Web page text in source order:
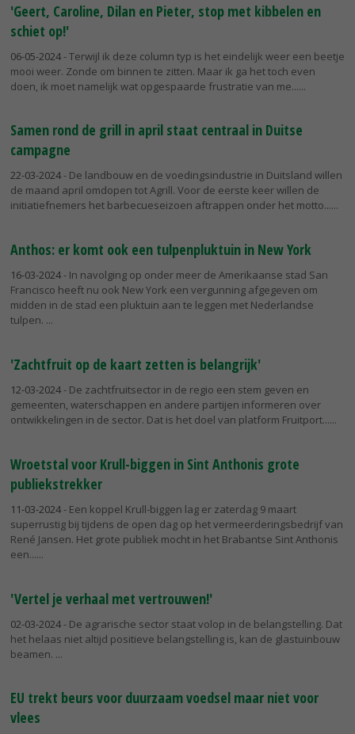
'Geert, Caroline, Dilan en Pieter, stop met kibbelen en
schiet op!'
06-05-2024- Terwijl ik deze column typ is het eindelijk weer een beetje
mooi weer. Zonde om binnen te zitten. Maar ik ga het toch even
doen, ik moet namelijk wat opgespaarde frustratie van me...
Samen rond de grill in april staat centraal in Duitse
campagne
22-03-2024- De landbouw en de voedingsindustrie in Duitsland willen
de maand april omdopen tot Agrill. Voor de eerste keer willen de
initiatiefnemers het barbecueseizoen aftrappen onder het motto...
Anthos: er komt ook een tulpenpluktuin in New York
16-03-2024- In navolging op onder meer de Amerikaanse stad San
Francisco heeft nu ook New York een vergunning afgegeven om
midden in de stad een pluktuin aan te leggen met Nederlandse
tulpen.
'Zachtfruit op de kaart zetten is belangrijk'
12-03-2024- De zachtfruitsector in de regio een stem geven en
gemeenten, waterschappen en andere partijen informeren over
ontwikkelingen in de sector. Dat is het doel van platform Fruitport...
Wroetstal voor Krull-biggen in Sint Anthonis grote
publiekstrekker
11-03-2024- Een koppel Krull-biggen lag er zaterdag 9 maart
superrustig bij tijdens de open dag op het vermeerderingsbedrijf van
René Jansen. Het grote publiek mocht in het Brabantse Sint Anthonis
een...
'Vertel je verhaal met vertrouwen!'
02-03-2024- De agrarische sector staat volop in de belangstelling. Dat
het helaas niet altijd positieve belangstelling is, kan de glastuinbouw
beamen.
EU trekt beurs voor duurzaam voedsel maar niet voor
vlees